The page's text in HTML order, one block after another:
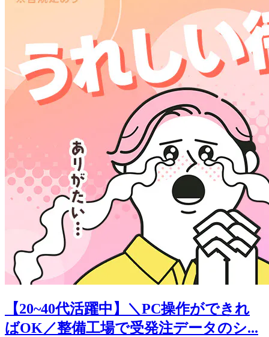
【20~40代活躍中】＼PC操作ができれ
ばOK／整備工場で受発注データのシ...